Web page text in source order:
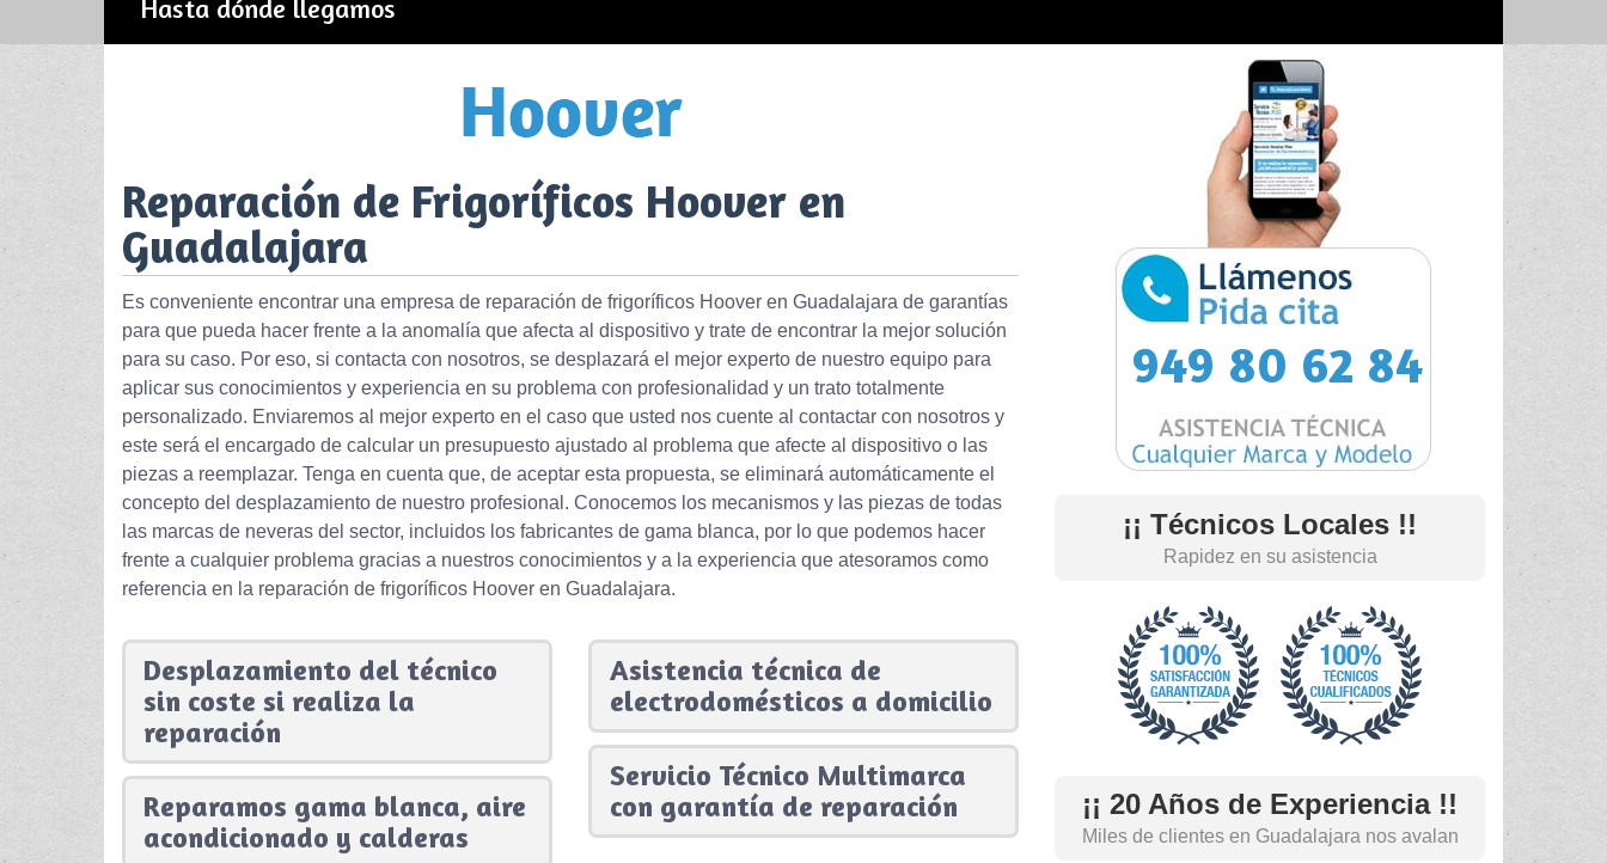
Hasta dónde llegamos
Reparación de Frigoríficos Hoover en
Guadalajara
Es conveniente encontrar una empresa de reparación de frigoríficos Hoover en Guadalajara de garantías
para que pueda hacer frente a la anomalía que afecta al dispositivo y trate de encontrar la mejor solución
para su caso. Por eso, si contacta con nosotros, se desplazará el mejor experto de nuestro equipo para
aplicar sus conocimientos y experiencia en su problema con profesionalidad y un trato totalmente
personalizado. Enviaremos al mejor experto en el caso que usted nos cuente al contactar con nosotros y
este será el encargado de calcular un presupuesto ajustado al problema que afecte al dispositivo o las
piezas a reemplazar. Tenga en cuenta que, de aceptar esta propuesta, se eliminará automáticamente el
concepto del desplazamiento de nuestro profesional. Conocemos los mecanismos y las piezas de todas
las marcas de neveras del sector, incluidos los fabricantes de gama blanca, por lo que podemos hacer
frente a cualquier problema gracias a nuestros conocimientos y a la experiencia que atesoramos como
referencia en la reparación de frigoríficos Hoover en Guadalajara.
Desplazamiento del técnico
sin coste si realiza la
reparación
Reparamos gama blanca, aire
acondicionado y calderas
Asistencia técnica de
electrodomésticos a domicilio
Servicio Técnico Multimarca
con garantía de reparación
949 80 62 84
¡¡ Técnicos Locales !!
Rapidez en su asistencia
¡¡ 20 Años de Experiencia !!
Miles de clientes en Guadalajara nos avalan